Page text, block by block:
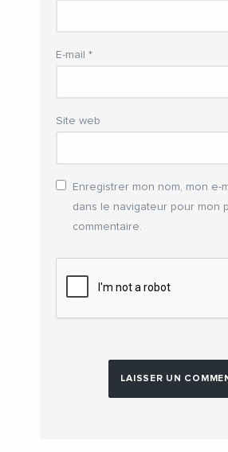
E-mail *
Site web
Enregistrer mon nom, mon e-
dans le navigateur pour mon
commentaire.